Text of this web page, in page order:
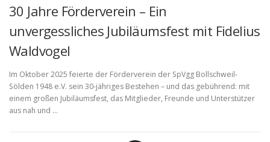
30 Jahre Förderverein – Ein
unvergessliches Jubiläumsfest mit Fidelius
Waldvogel
Im Oktober 2025 feierte der Förderverein der SpVgg Bollschweil-
Sölden 1948 e.V. sein 30-jähriges Bestehen – und das gebührend: mit
einem großen Jubiläumsfest, das Mitglieder, Freunde und Unterstützer
aus nah und …